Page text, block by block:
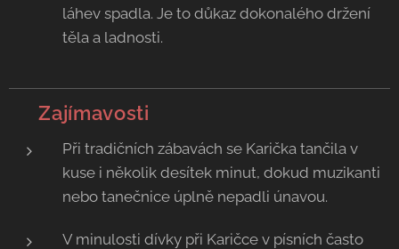
láhev spadla. Je to důkaz dokonalého držení
těla a ladnosti.
💡 Zajímavosti
Při tradičních zábavách se Karička tančila v
kuse i několik desítek minut, dokud muzikanti
nebo tanečnice úplně nepadli únavou.
V minulosti dívky při Karičce v písních často